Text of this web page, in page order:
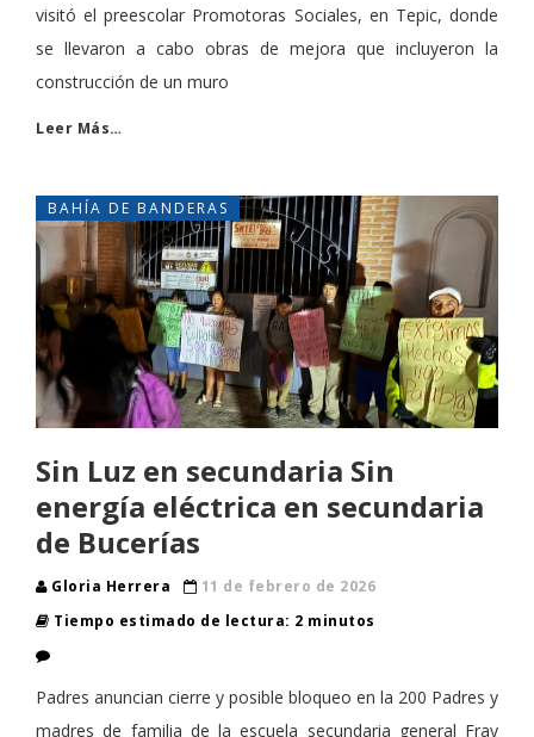
visitó el preescolar Promotoras Sociales, en Tepic, donde
se llevaron a cabo obras de mejora que incluyeron la
construcción de un muro
Leer Más…
BAHÍA DE BANDERAS
Sin Luz en secundaria Sin
energía eléctrica en secundaria
de Bucerías
Gloria Herrera
11 de febrero de 2026
Tiempo estimado de lectura: 2 minutos
Padres anuncian cierre y posible bloqueo en la 200 Padres y
madres de familia de la escuela secundaria general Fray